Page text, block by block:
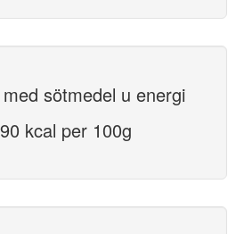
sötmedel u energi
kcal per 100g